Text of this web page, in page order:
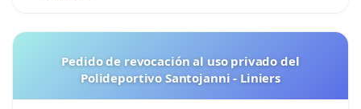
Pedido de revocación al uso privado del
Polideportivo Santojanni - Liniers